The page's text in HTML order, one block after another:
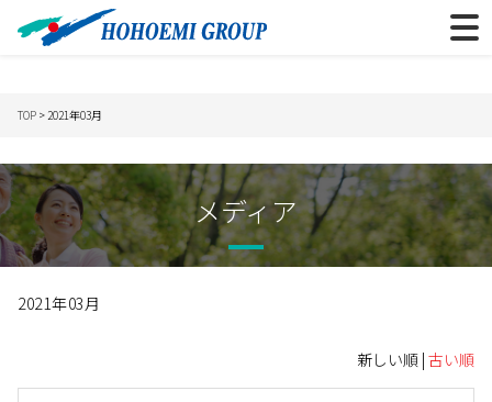
TOP > 2021年03月
メディア
2021年03月
新しい順 | 古い順